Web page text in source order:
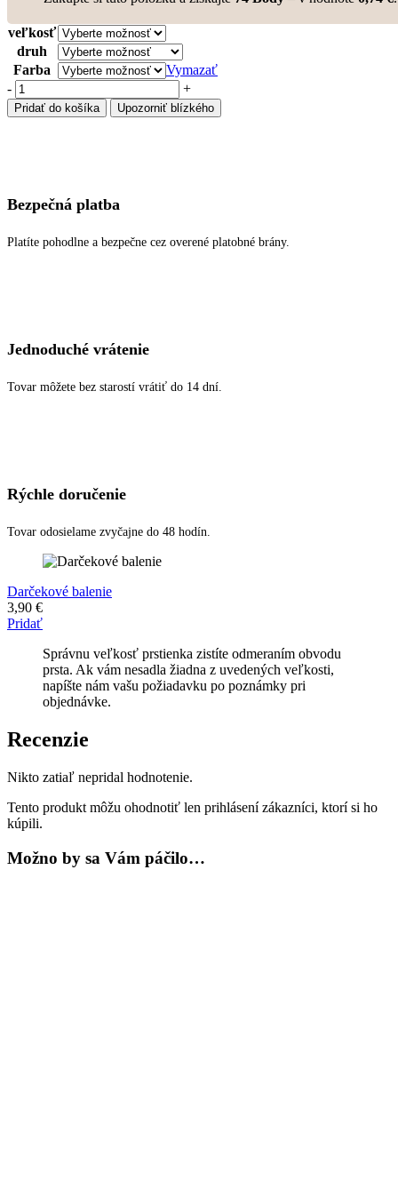
veľkosť
druh
Farba
Vymazať
množstvo
Prstienok
Luna
- +
Pridať do košíka Upozorniť blízkého
Bezpečná platba
Platíte pohodlne a bezpečne cez overené platobné brány.
Jednoduché vrátenie
Tovar môžete bez starostí vrátiť do 14 dní.
Rýchle doručenie
Tovar odosielame zvyčajne do 48 hodín.
Darčekové balenie
3,90 €
Pridať
Správnu veľkosť prstienka zistíte odmeraním obvodu
prsta. Ak vám nesadla žiadna z uvedených veľkosti,
napíšte nám vašu požiadavku po poznámky pri
objednávke.
Recenzie
Nikto zatiaľ nepridal hodnotenie.
Tento produkt môžu ohodnotiť len prihlásení zákazníci, ktorí si ho
kúpili.
Možno by sa Vám páčilo…